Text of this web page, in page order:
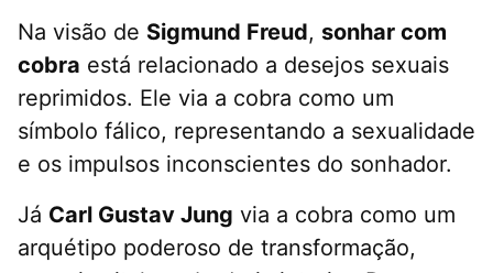
Na visão de Sigmund Freud, sonhar com
cobra está relacionado a desejos sexuais
reprimidos. Ele via a cobra como um
símbolo fálico, representando a sexualidade
e os impulsos inconscientes do sonhador.
Já Carl Gustav Jung via a cobra como um
arquétipo poderoso de transformação,